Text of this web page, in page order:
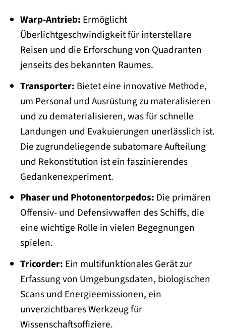
Warp-Antrieb: Ermöglicht
Überlichtgeschwindigkeit für interstellare
Reisen und die Erforschung von Quadranten
jenseits des bekannten Raumes.
Transporter: Bietet eine innovative Methode,
um Personal und Ausrüstung zu materalisieren
und zu dematerialisieren, was für schnelle
Landungen und Evakuierungen unerlässlich ist.
Die zugrundeliegende subatomare Aufteilung
und Rekonstitution ist ein faszinierendes
Gedankenexperiment.
Phaser und Photonentorpedos: Die primären
Offensiv- und Defensivwaffen des Schiffs, die
eine wichtige Rolle in vielen Begegnungen
spielen.
Tricorder: Ein multifunktionales Gerät zur
Erfassung von Umgebungsdaten, biologischen
Scans und Energieemissionen, ein
unverzichtbares Werkzeug für
Wissenschaftsoffiziere.